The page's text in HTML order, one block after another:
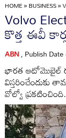
HOME»BUSINESS»
Volvo
కొత్త ఈవీ
ABN, Publish
భారత ఆటోమొబైల్‌
విస్తరించేందుకు
వోల్వో